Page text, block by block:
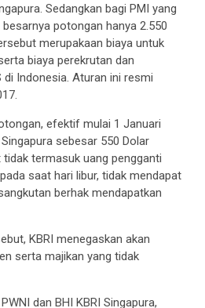
Sedangkan bagi PMI yang
potongan hanya 2.550
merupakaan biaya untuk
biaya perekrutan dan
di Indonesia. Aturan ini resmi
efektif mulai 1 Januari
sebesar 550 Dolar
termasuk uang pengganti
saat hari libur, tidak mendapat
berhak mendapatkan
KBRI menegaskan akan
serta majikan yang tidak
dan BHI KBRI Singapura,